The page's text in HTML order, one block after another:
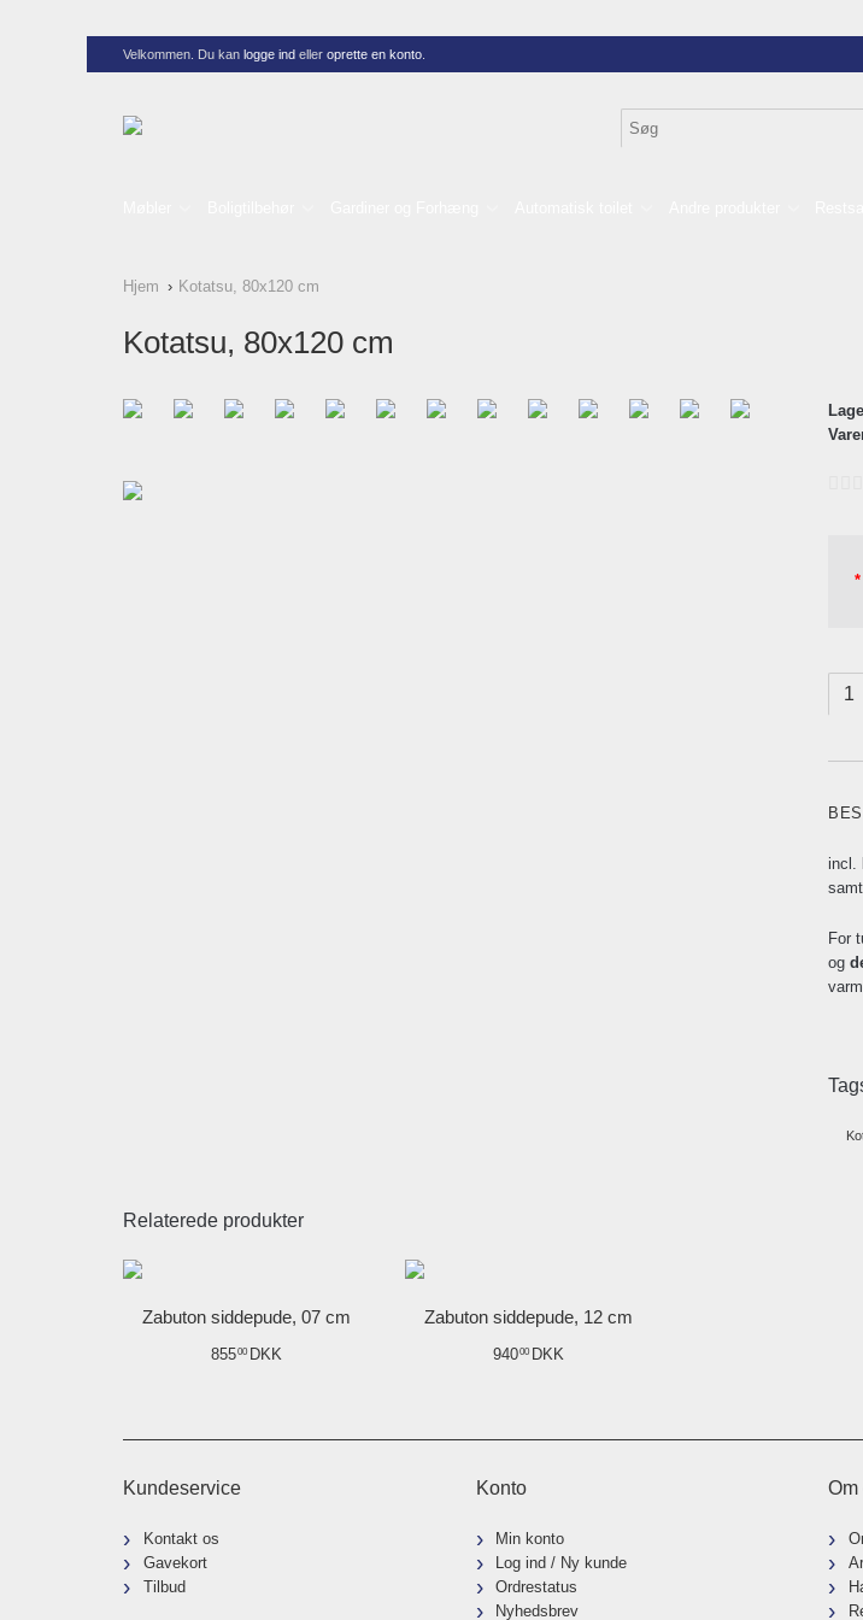
Velkommen. Du kan logge ind eller oprette en konto
Hjem Kotatsu, 80x120 cm
Kotatsu, 80x120 cm
*
incl.
For
og
Relaterede produkter
Zabuton siddepude, 07 cm
85500 DKK
Zabuton siddepude, 12 cm
94000 DKK
Kundeservice
Kontakt os
Gavekort
Tilbud
Konto
Min konto
Log ind / Ny kunde
Ordrestatus
Nyhedsbrev
Om